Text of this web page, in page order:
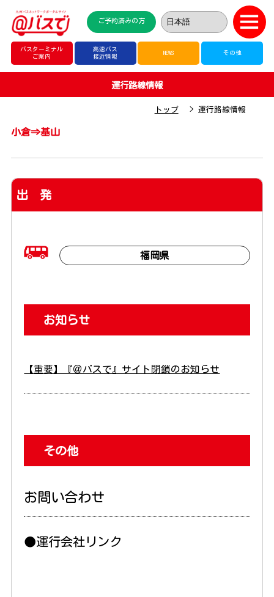
ご予約済みの方
バスターミナル
ご案内
高速バス
接近情報
NEWS その他
運行路線情報
トップ 運行路線情報
小倉⇒基山
出 発
福岡県
お知らせ
【重要】『＠バスで』サイト閉鎖のお知らせ
その他
お問い合わせ
●運行会社リンク